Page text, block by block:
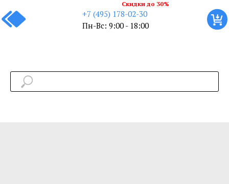
+7 (495) 178-02-30
Пн-Вс: 9:00 - 18:00
Скидки до 30%